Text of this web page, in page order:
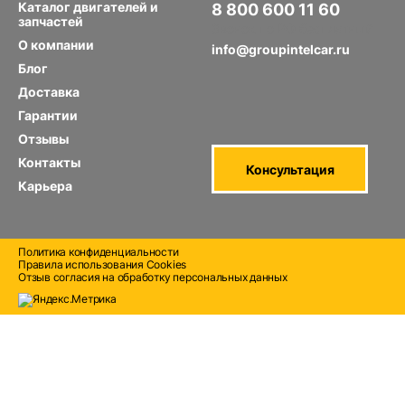
Каталог двигателей и
запчастей
О компании
Блог
Доставка
Гарантии
Отзывы
Контакты
Карьера
8 800 600 11 60
info@groupintelcar.ru
Консультация
Политика конфиденциальности
Правила использования Cооkies
Отзыв согласия на обработку персональных данных